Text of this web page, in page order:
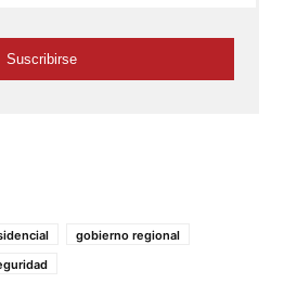
gobierno regional